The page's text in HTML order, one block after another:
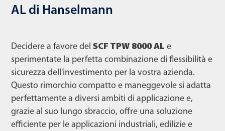
AL di Hanselmann
Decidere a favore del SCF TPW 8000 AL e
sperimentate la perfetta combinazione di flessibilità e
sicurezza dell'investimento per la vostra azienda.
Questo rimorchio compatto e maneggevole si adatta
perfettamente a diversi ambiti di applicazione e,
grazie al suo lungo sbraccio, offre una soluzione
efficiente per le applicazioni industriali, edilizie e